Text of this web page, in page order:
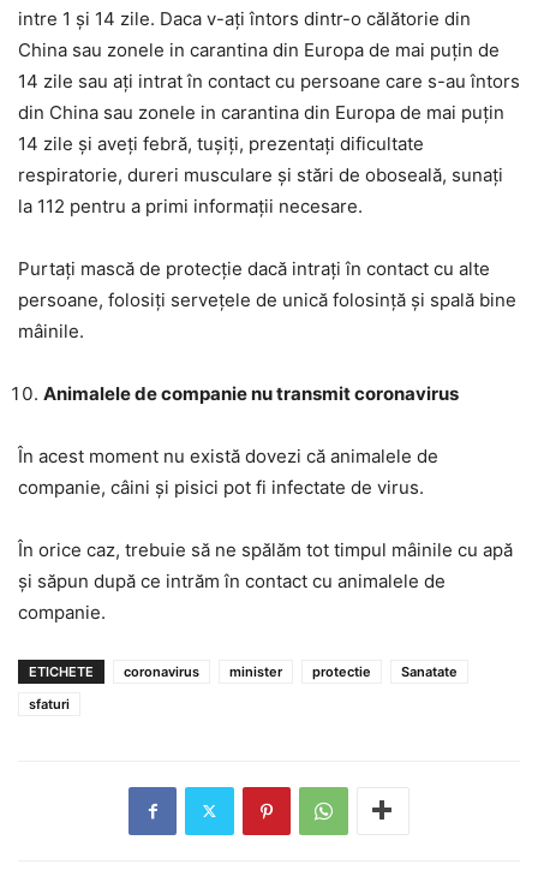
intre 1 și 14 zile. Daca v-ați întors dintr-o călătorie din
China sau zonele in carantina din Europa de mai puțin de
14 zile sau ați intrat în contact cu persoane care s-au întors
din China sau zonele in carantina din Europa de mai puțin
14 zile și aveți febră, tușiți, prezentați dificultate
respiratorie, dureri musculare și stări de oboseală, sunați
la 112 pentru a primi informații necesare.
Purtați mască de protecție dacă intrați în contact cu alte
persoane, folosiți servețele de unică folosință și spală bine
mâinile.
Animalele de companie nu transmit coronavirus
În acest moment nu există dovezi că animalele de
companie, câini și pisici pot fi infectate de virus.
În orice caz, trebuie să ne spălăm tot timpul mâinile cu apă
și săpun după ce intrăm în contact cu animalele de
companie.
ETICHETE coronavirus minister protectie
Sanatate
sfaturi